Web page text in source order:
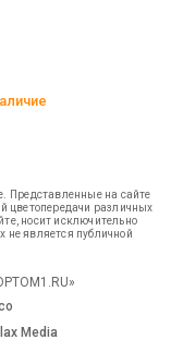
Представленные на сайте
цветопередачи различных
носит исключительно
не является публичной
Media